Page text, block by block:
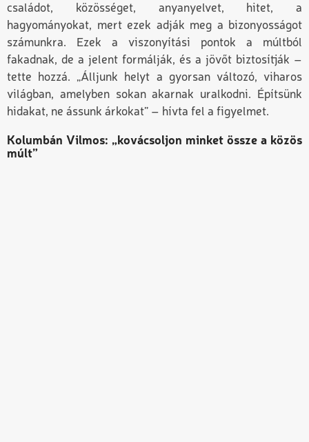
családot, közösséget, anyanyelvet, hitet, a
hagyományokat, mert ezek adják meg a bizonyosságot
számunkra. Ezek a viszonyítási pontok a múltból
fakadnak, de a jelent formálják, és a jövőt biztosítják –
tette hozzá. „Álljunk helyt a gyorsan változó, viharos
világban, amelyben sokan akarnak uralkodni. Építsünk
hidakat, ne ássunk árkokat” – hívta fel a figyelmet.
Kolumbán Vilmos: „kovácsoljon minket össze a közös
múlt”